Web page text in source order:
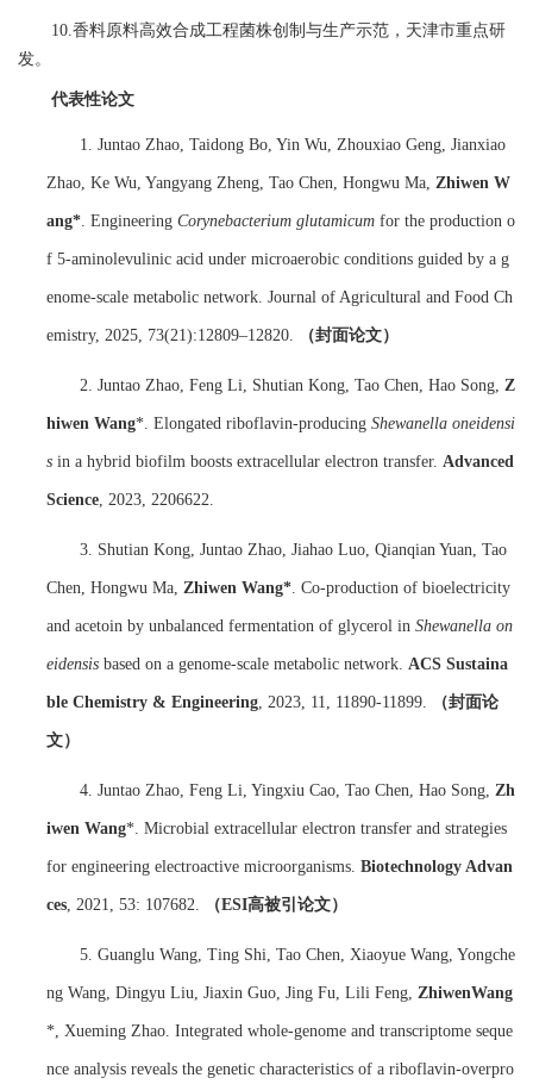
10.香料原料高效合成工程菌株创制与生产示范 ，天津市重点研
发。
代表性论文
1. Juntao Zhao, Taidong Bo, Yin Wu, Zhouxiao Geng, Jianxiao
Zhao, Ke Wu, Yangyang Zheng, Tao Chen, Hongwu Ma, Zhiwen W
ang*. Engineering Corynebacterium glutamicum for the production o
f 5-aminolevulinic acid under microaerobic conditions guided by a g
enome-scale metabolic network. Journal of Agricultural and Food Ch
emistry, 2025, 73(21):12809–12820. （封面论文）
2. Juntao Zhao, Feng Li, Shutian Kong, Tao Chen, Hao Song, Z
hiwen Wang*. Elongated riboflavin-producing Shewanella oneidensi
s in a hybrid biofilm boosts extracellular electron transfer. Advanced
Science, 2023, 2206622.
3. Shutian Kong, Juntao Zhao, Jiahao Luo, Qianqian Yuan, Tao
Chen, Hongwu Ma, Zhiwen Wang*. Co-production of bioelectricity
and acetoin by unbalanced fermentation of glycerol in Shewanella on
eidensis based on a genome-scale metabolic network. ACS Sustaina
ble Chemistry & Engineering, 2023, 11, 11890-11899. （封面论
文）
4. Juntao Zhao, Feng Li, Yingxiu Cao, Tao Chen, Hao Song, Zh
iwen Wang*. Microbial extracellular electron transfer and strategies
for engineering electroactive microorganisms. Biotechnology Advan
ces, 2021, 53: 107682. （ESI高被引论文）
5. Guanglu Wang, Ting Shi, Tao Chen, Xiaoyue Wang, Yongche
ng Wang, Dingyu Liu, Jiaxin Guo, Jing Fu, Lili Feng, ZhiwenWang
*, Xueming Zhao. Integrated whole-genome and transcriptome seque
nce analysis reveals the genetic characteristics of a riboflavin-overpro